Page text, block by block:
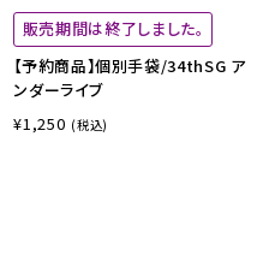
販売期間は終了しました。
【予約商品】個別手袋/34thSG ア
ンダーライブ
¥1,250 (税込)